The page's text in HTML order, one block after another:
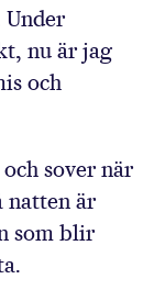
Under
nu är jag
och
sover när
natten är
som blir